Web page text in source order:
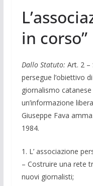
in corso”
Dallo Statuto: Art. 2 –
persegue l’obiettivo
giornalismo
un’informazione
Giuseppe Fava
1984.
1. L’ associazione
– Costruire una rete
nuovi giornalisti;